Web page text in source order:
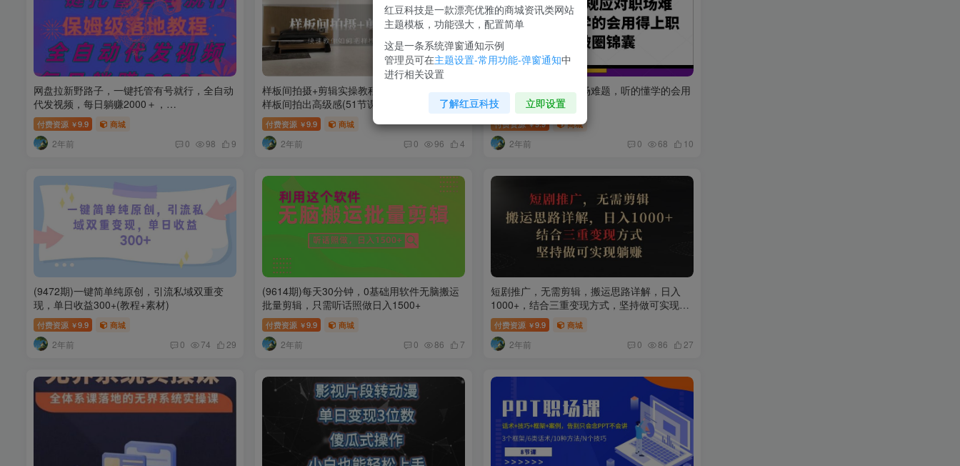
网盘拉新野路子，一键托管有号就行，全自动
代发视频，每日躺赚2000＋，…
付费资源 ￥9.9 商城
2年前 0 98 9
样板间拍摄+剪辑实操教程，快速教你如何把
样板间拍出高级感(51节课)
付费资源 ￥9.9 商城
2年前 0 96 4
学会打破常规应对职场难题，听的懂学的会用
得上职场人破圏锦囊
付费资源 ￥9.9 商城
2年前 0 68 10
(9472期)一键简单纯原创，引流私域双重变
现，单日收益300+(教程+素材)
付费资源 ￥9.9 商城
2年前 0 74 29
(9614期)每天30分钟，0基础用软件无脑搬运
批量剪辑，只需听话照做日入1500+
付费资源 ￥9.9 商城
2年前 0 86 7
短剧推广，无需剪辑，搬运思路详解，日入
1000+，结合三重变现方式，坚持做可实现躺
赚【揭秘】
付费资源 ￥9.9 商城
2年前 0 86 27
红豆科技是一款漂亮优雅的商城资讯类网站
主题模板，功能强大，配置简单
这是一条系统弹窗通知示例
管理员可在主题设置-常用功能-弹窗通知中
进行相关设置
了解红豆科技 立即设置